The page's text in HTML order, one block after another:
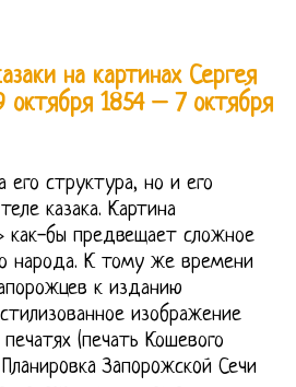
на картинах Сергея
октября 1854 – 7 октября
его структура, но и его
казака. Картина
как-бы предвещает сложное
народа. К тому же времени
к изданию
изображение
(печать Кошевого
Зaпoрoжскoй Сечи